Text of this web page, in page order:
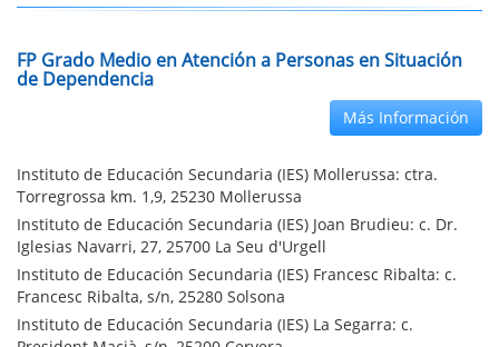
FP Grado Medio en Atención a Personas en Situación
de Dependencia
Más Información
Instituto de Educación Secundaria (IES) Mollerussa: ctra.
Torregrossa km. 1,9, 25230 Mollerussa
Instituto de Educación Secundaria (IES) Joan Brudieu: c. Dr.
Iglesias Navarri, 27, 25700 La Seu d'Urgell
Instituto de Educación Secundaria (IES) Francesc Ribalta: c.
Francesc Ribalta, s/n, 25280 Solsona
Instituto de Educación Secundaria (IES) La Segarra: c.